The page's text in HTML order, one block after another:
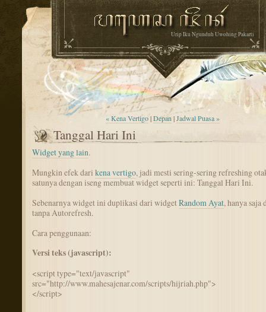
Urip Iku Ngunduh Uwohing Pakarti
« Kena Vertigo|Depan|Jadwal Puasa »
Tanggal Hari Ini
Widget yang lain.
Mungkin efek dari kena vertigo, jadi mesti sering-sering refreshing
satunya dengan iseng membuat widget seperti ini: Tanggal Hari Ini.
Sebenarnya widget ini duplikasi dari widgetRandom Ayat, hanya saja
tanpa Autorefresh.
Cara penggunaan:
Versi teks (javascript):
<script type="text/javascript"
src="http://www.mahesajenar.com/scripts/hijriah.php">
</script>